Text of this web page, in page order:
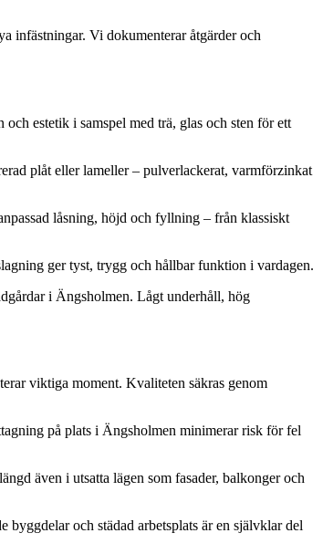
infästningar. Vi dokumenterar åtgärder och
estetik i samspel med trä, glas och sten för ett
plåt eller lameller – pulverlackerat, varmförzinkat
låsning, höjd och fyllning – från klassiskt
ger tyst, trygg och hållbar funktion i vardagen.
i Ängsholmen. Lågt underhåll, hög
viktiga moment. Kvaliteten säkras genom
på plats i Ängsholmen minimerar risk för fel
även i utsatta lägen som fasader, balkonger och
och städad arbetsplats är en självklar del